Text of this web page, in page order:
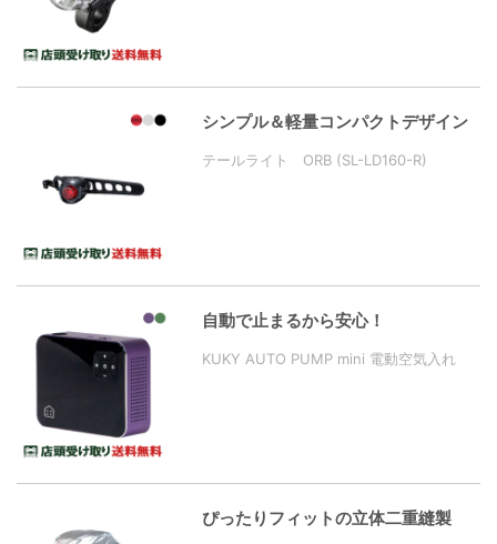
シンプル＆軽量コンパクトデザイン
テールライト ORB (SL-LD160-R)
自動で止まるから安心！
KUKY AUTO PUMP mini 電動空気入れ
ぴったりフィットの立体二重縫製